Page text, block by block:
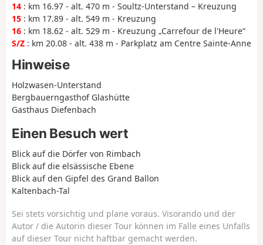
14 : km 16.97 - alt. 470 m - Soultz-Unterstand – Kreuzung
15 : km 17.89 - alt. 549 m - Kreuzung
16 : km 18.62 - alt. 529 m - Kreuzung „Carrefour de l'Heure“
S/Z : km 20.08 - alt. 438 m - Parkplatz am Centre Sainte-Anne
Hinweise
Holzwasen-Unterstand
Bergbauerngasthof Glashütte
Gasthaus Diefenbach
Einen Besuch wert
Blick auf die Dörfer von Rimbach
Blick auf die elsässische Ebene
Blick auf den Gipfel des Grand Ballon
Kaltenbach-Tal
Sei stets vorsichtig und plane voraus. Visorando und der
Autor / die Autorin dieser Tour können im Falle eines Unfalls
auf dieser Tour nicht haftbar gemacht werden.